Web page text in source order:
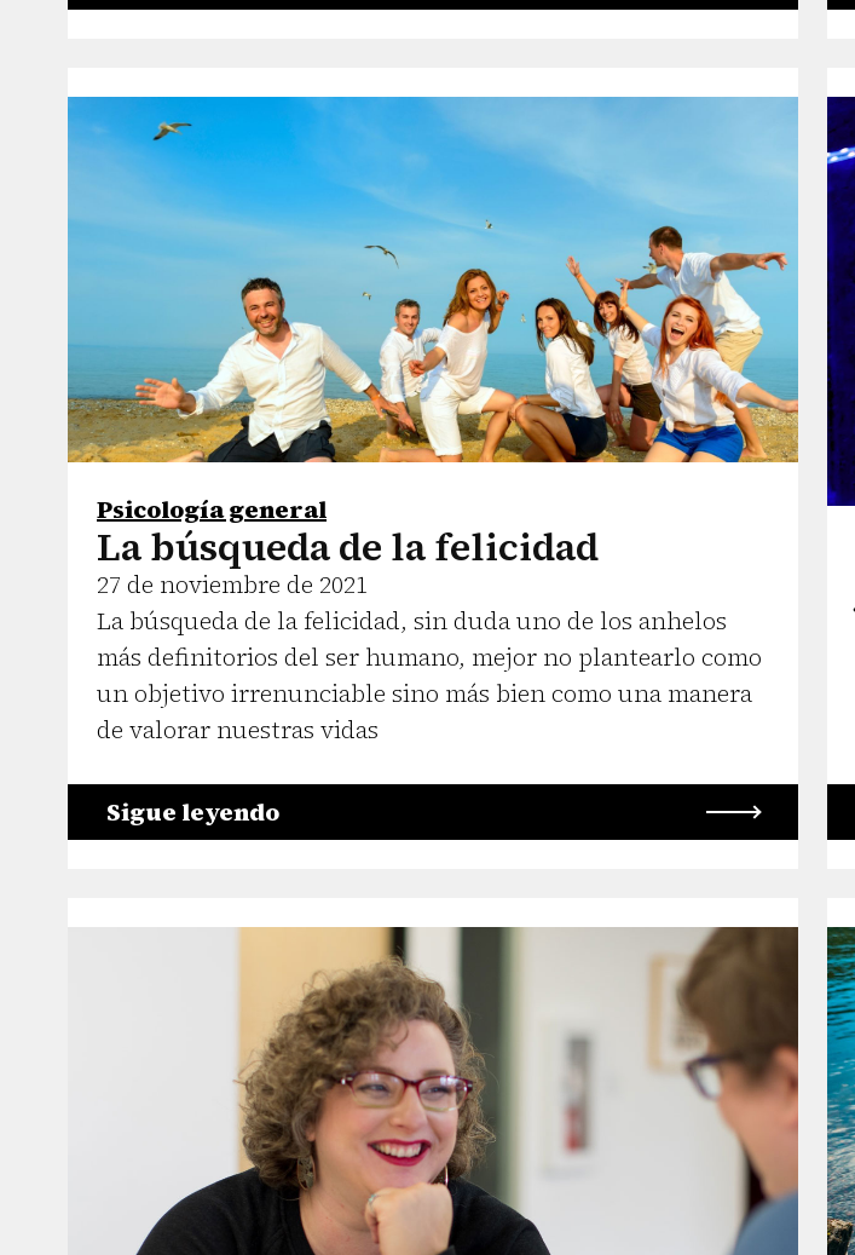
Psicología general
La búsqueda de la felicidad
27 de noviembre de 2021
La búsqueda de la felicidad, sin duda uno de los anhelos
más definitorios del ser humano, mejor no plantearlo como
un objetivo irrenunciable sino más bien como una manera
de valorar nuestras vidas
Sigue leyendo